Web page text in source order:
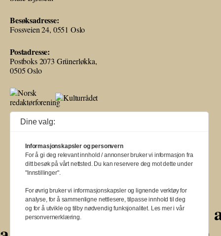
Besøksadresse:
Fossveien 24, 0551 Oslo
Postadresse:
Postboks 2073 Grünerløkka,
0505 Oslo
Ballade mottar tilskudd fra Norsk kulturråd, i tillegg til økonomisk støtte
fra eierne NOPA, Norsk komponistforening og Musikkforleggerne.
BALLADE — NORGES MUSIKKMAGASIN
aaa aaa aa a
Dine valg:
Informasjonskapsler og personvern
For å gi deg relevant innhold / annonser bruker vi informasjon fra
ditt besøk på vårt nettsted. Du kan reservere deg mot dette under
"Innstillinger".
For øvrig bruker vi informasjonskapsler og lignende verktøy for
analyse, for å sammenligne nettlesere, tilpasse innhold til deg
og for å utvikle og tilby nødvendig funksjonalitet. Les mer i vår
personvernerklæring.